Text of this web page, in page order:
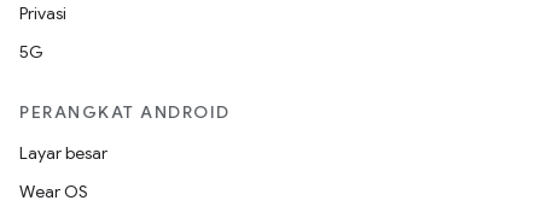
Privasi
5G
PERANGKAT ANDROID
Layar besar
Wear OS